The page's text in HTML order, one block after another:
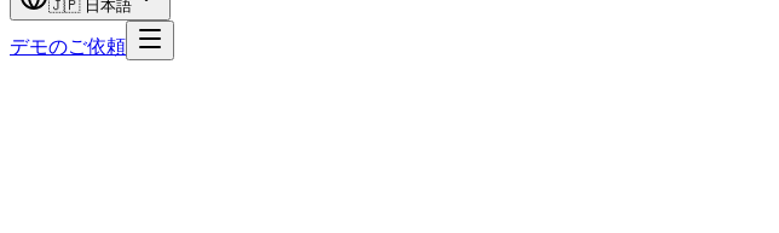
🇯🇵 日本語
デモのご依頼